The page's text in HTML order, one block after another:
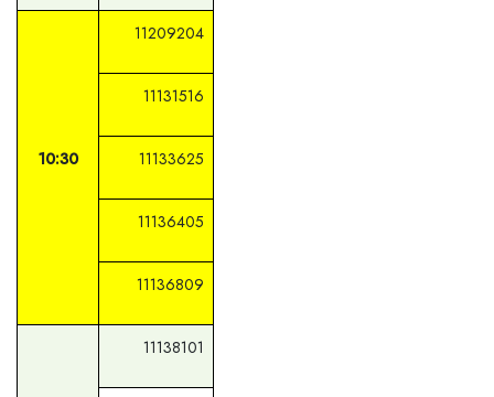
10:30
11209204
11131516
11133625
11136405
11136809
11138101